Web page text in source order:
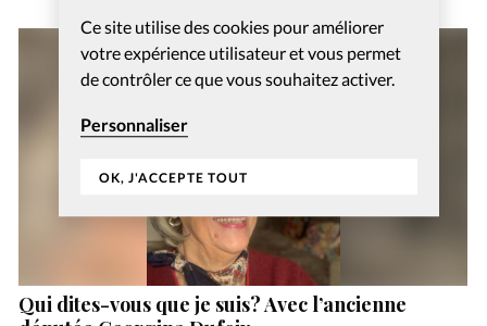
Ce site utilise des cookies pour améliorer
votre expérience utilisateur et vous permet
de contrôler ce que vous souhaitez activer.
Personnaliser
OK, J'ACCEPTE TOUT
Qui dites-vous que je suis? Avec l’ancienne